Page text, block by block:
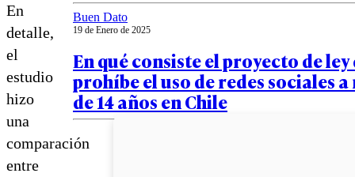
En
detalle,
el
estudio
hizo
una
comparación
entre
Buen Dato
19 de Enero de 2025
En qué consiste el proyecto de ley
prohíbe el uso de redes sociales
de 14 años en Chile